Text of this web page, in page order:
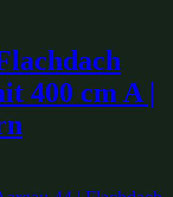
400 cm A |